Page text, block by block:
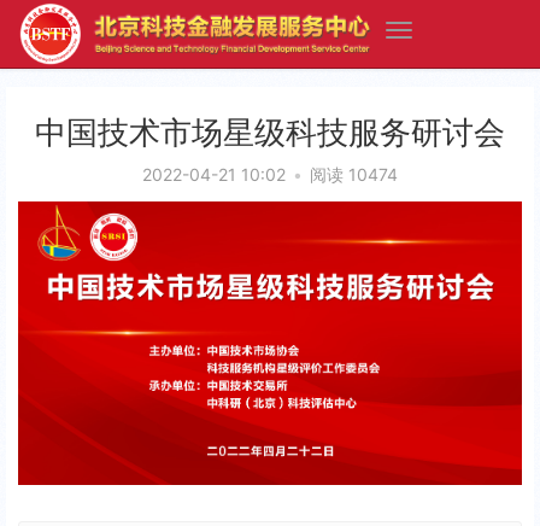
中国技术市场星级科技服务研讨会
2022-04-21 10:02 • 阅读 10474